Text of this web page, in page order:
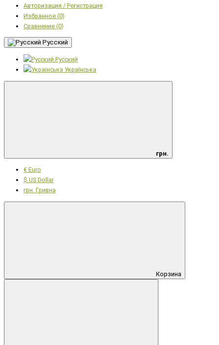
Авторизация / Регистрация
Избранное (0)
Сравнение (0)
Русский
Русский
Українська
грн.
€ Euro
$ US Dollar
грн. Гривна
Корзина